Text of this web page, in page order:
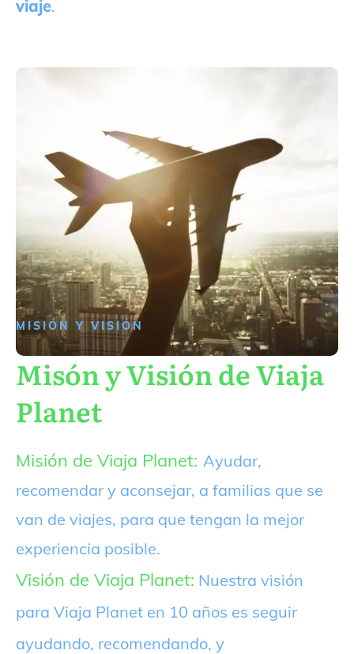
viaje.
MISIÓN Y VISIÓN
Misón y Visión de Viaja
Planet
Misión de Viaja Planet: Ayudar,
recomendar y aconsejar, a familias que se
van de viajes, para que tengan la mejor
experiencia posible.
Visión de Viaja Planet: Nuestra visión
para Viaja Planet en 10 años es seguir
ayudando, recomendando, y